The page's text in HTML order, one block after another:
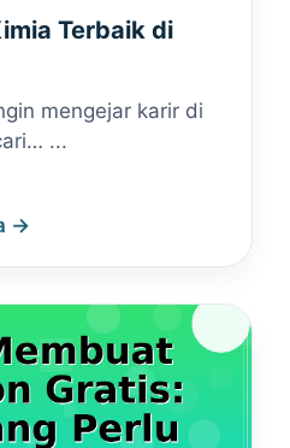
Terbaik di
mengejar karir di
...
→